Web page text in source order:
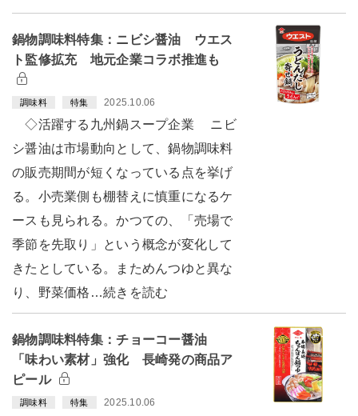
鍋物調味料特集：ニビシ醤油 ウエス
ト監修拡充 地元企業コラボ推進も
調味料 特集 2025.10.06
◇活躍する九州鍋スープ企業 ニビ
シ醤油は市場動向として、鍋物調味料
の販売期間が短くなっている点を挙げ
る。小売業側も棚替えに慎重になるケ
ースも見られる。かつての、「売場で
季節を先取り」という概念が変化して
きたとしている。まためんつゆと異な
り、野菜価格…続きを読む
鍋物調味料特集：チョーコー醤油
「味わい素材」強化 長崎発の商品ア
ピール
調味料 特集 2025.10.06